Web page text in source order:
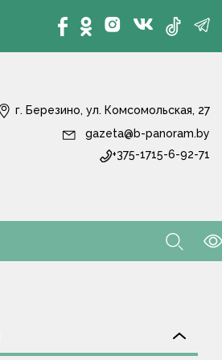
г. Березино, ул. Комсомольская, 27
gazeta@b-panoram.by
+375-1715-6-92-71